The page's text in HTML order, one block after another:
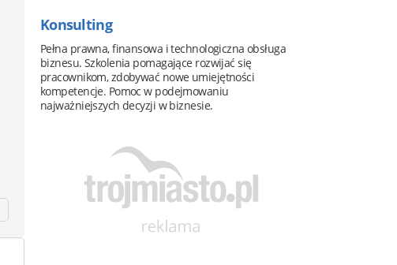
Konsulting
Pełna prawna, finansowa i technologiczna obsługa
biznesu. Szkolenia pomagające rozwijać się
pracownikom, zdobywać nowe umiejętności
kompetencje. Pomoc w podejmowaniu
najważniejszych decyzji w biznesie.